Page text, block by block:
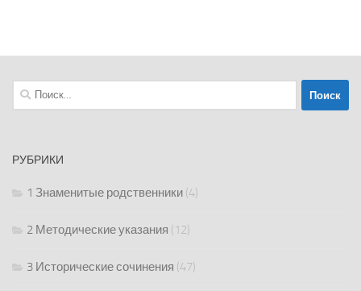
Найти:
РУБРИКИ
1 Знаменитые родственники (4)
2 Методические указания (12)
3 Исторические сочинения (47)